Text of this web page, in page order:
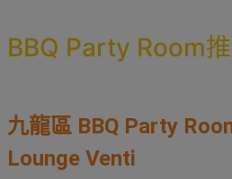
BBQ Party Room
九龍區 BBQ Party
Lounge Venti